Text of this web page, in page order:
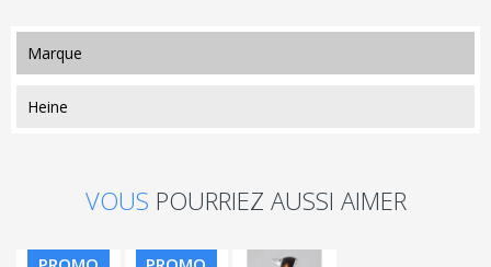
marque
Heine
VOUS POURRIEZ AUSSI AIMER